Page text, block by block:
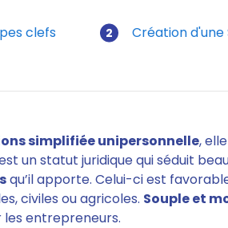
clefs Création d'une
simplifiée unipersonnelle,
un statut juridique qui séduit
qu’il apporte. Celui-ci est
civiles ou agricoles. Souple et
entrepreneurs.